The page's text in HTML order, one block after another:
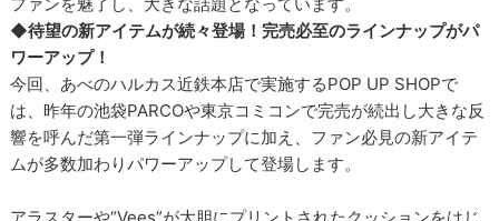
◆待望の新アイテムが続々登場！完売必至のラインナップがパ
ワーアップ！
今回、あべのハルカス近鉄本店で実施するPOP UP SHOPで
は、昨年の池袋PARCOや東京コミコンで完売が続出し大きな反
響を呼んだ第一弾ラインナップに加え、ファン必見の新アイテ
ムが多数加わりパワーアップして登場します。